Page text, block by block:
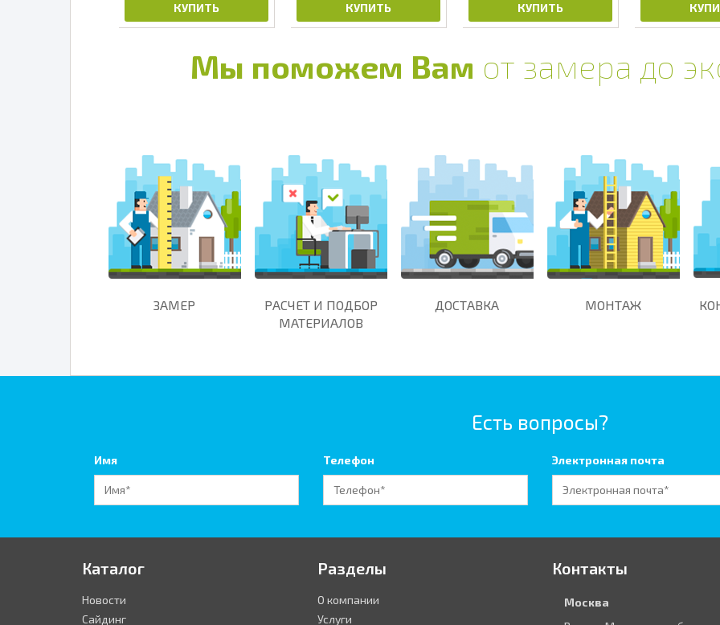
КУПИТЬ КУПИТЬ КУПИТЬ
Мы поможем Вам от замера до
ЗАМЕР
РАСЧЕТ И ПОДБОР
МАТЕРИАЛОВ
ДОСТАВКА МОНТАЖ
Есть вопросы?
Имя Телефон Электронная почта
Каталог
Новости
Сайдинг
Разделы
О компании
Услуги
Контакты
Москва